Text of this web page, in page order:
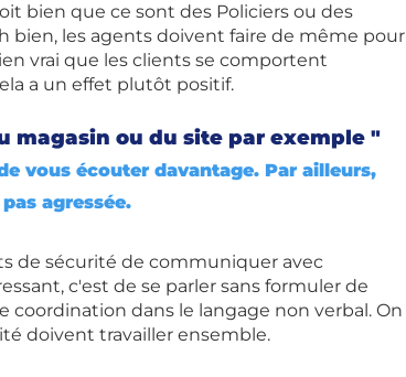
bien que ce sont des Policiers ou des
bien, les agents doivent faire de même pour
vrai que les clients se comportent
a un effet plutôt positif.
magasin ou du site par exemple "
vous écouter davantage. Par ailleurs,
agressée.
de sécurité de communiquer avec
c'est de se parler sans formuler de
dans le langage non verbal. On
doivent travailler ensemble.